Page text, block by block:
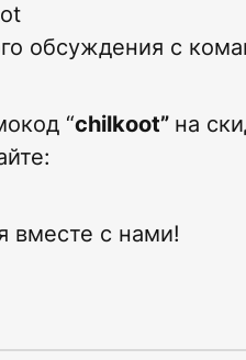
обсуждения с
“chilkoot” на
вместе с нами!